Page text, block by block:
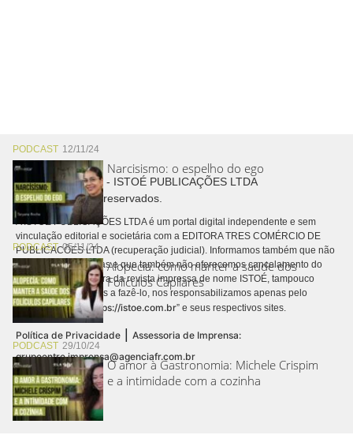
PODCAST 12/11/24
Narcisismo: o espelho do ego
PODCAST05/11/24
Alopecia: como manter a saúde dos
Folículos Capilares
PODCAST 29/10/24
O amor à Gastronomia: Michele Crispim
e a intimidade com a cozinha
Copyright © 2026 - ISTOÉ PUBLICAÇÕES LTDA
Todos os direitos reservados.
A ISTOÉ PUBLICAÇÕES LTDA é um portal digital independente e sem
vinculação editorial e societária com a EDITORA TRES COMÉRCIO DE
PUBLICACÕES LTDA (recuperação judicial). Informamos também que não
realizamos cobranças e que também não oferecemos cancelamento do
contrato de assinatura da revista impressa de nome ISTOÉ, tampouco
autorizamos terceiros a fazê-lo, nos responsabilizamos apenas pelo
conteúdo digital “https://istoe.com.br” e seus respectivos sites.
Política de Privacidade | Assessoria de Imprensa:
grupoentre.imprensa@agenciafr.com.br